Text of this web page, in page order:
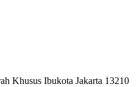
Khusus Ibukota Jakarta 13210